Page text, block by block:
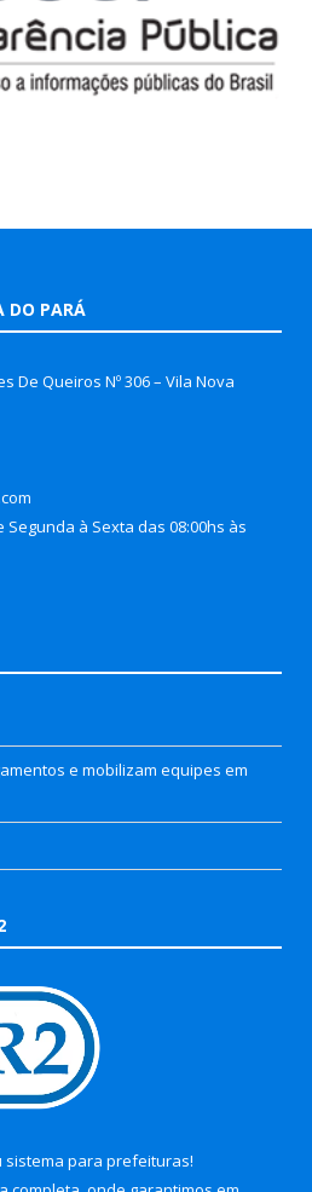
DO PARÁ
De Queiros Nº 306 – Vila Nova
à Sexta das 08:00hs às
e mobilizam equipes em
sistema para prefeituras!